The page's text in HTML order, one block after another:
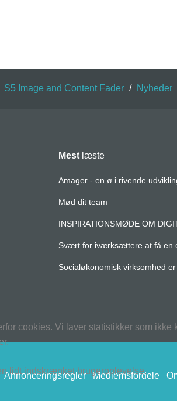
S5 Image and Content Fader / Nyheder
Mest læste
Amager - en ø i rivende
Mød dit team
INSPIRATIONSMØDE OM
Svært for iværksættere at få en
Socialøkonomisk virksomhed
Medlemsfordele
Annonceringsregler
cookies. Vi laver statistikker som
lidt indskrænket brugeroplevelse.